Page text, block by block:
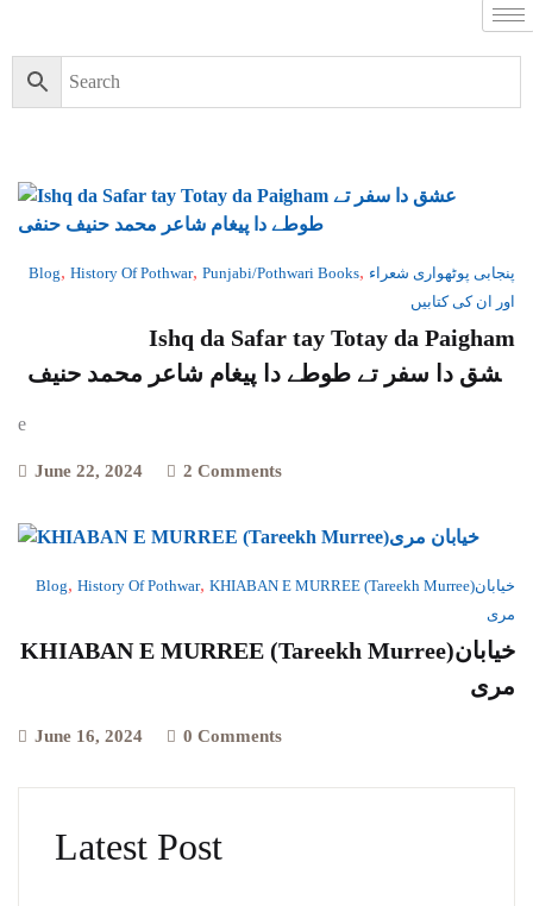
Blog, History Of Pothwar, Punjabi/Pothwari Books, پنجابی پوٹھواری شعراء
اور ان کی کتابیں
Ishq da Safar tay Totay da Paigham
عشق دا سفر تے طوطے دا پیغام شاعر محمد حنیف
e
June 22, 2024 2 Comments
Blog, History Of Pothwar, KHIABAN E MURREE (Tareekh Murree)خیابان
مری
KHIABAN E MURREE (Tareekh Murree)خیابان
مری
June 16, 2024 0 Comments
Latest Post